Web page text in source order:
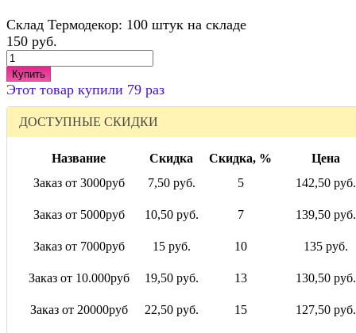
Склад Термодекор: 100 штук на складе
150 руб.
Купить
Этот товар купили 79 раз
ДОСТУПНЫЕ СКИДКИ
Название Скидка Скидка, %
Цена
Заказ от 3000руб
7,50 руб. 5 142,50 руб.
Заказ от 5000руб 10,50 руб. 7 139,50 руб.
Заказ от 7000руб 15 руб. 10 135 руб.
Заказ от 10.000руб 19,50 руб. 13 130,50 руб.
Заказ от 20000руб 22,50 руб. 15 127,50 руб.